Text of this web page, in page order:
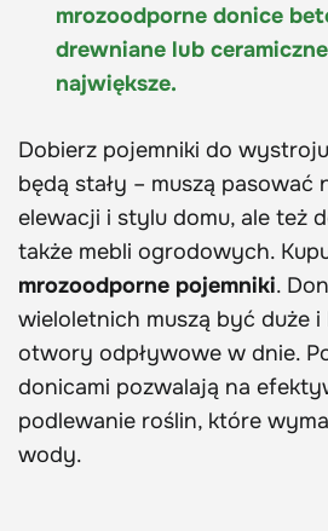
mrozoodporne donice
drewniane lub
największe.
Dobierz pojemniki do
będą stały – muszą pasować
elewacji i stylu domu, ale też
także mebli ogrodowych.
mrozoodporne pojemniki.
wieloletnich muszą być duże i
otwory odpływowe w dnie.
donicami pozwalają na
podlewanie roślin, które
wody.